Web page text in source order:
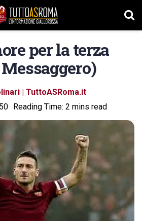
per la terza
| TuttoASRoma.it
Reading Time: 2 mins read